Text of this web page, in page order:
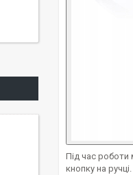
Під час роботи
кнопку на